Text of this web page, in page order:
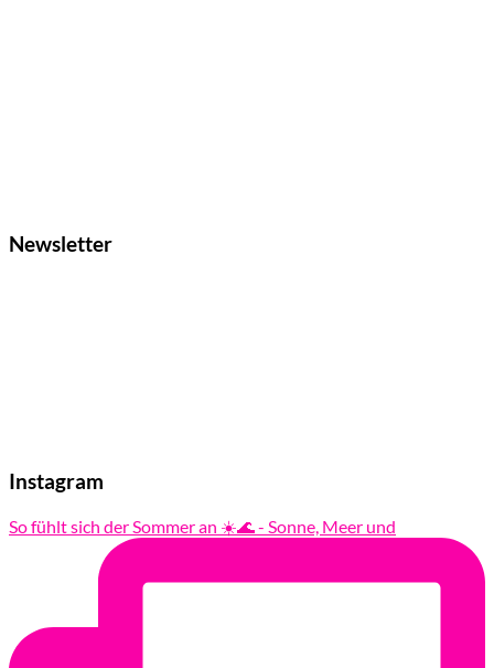
Newsletter
Instagram
So fühlt sich der Sommer an ☀️🌊 - Sonne, Meer und